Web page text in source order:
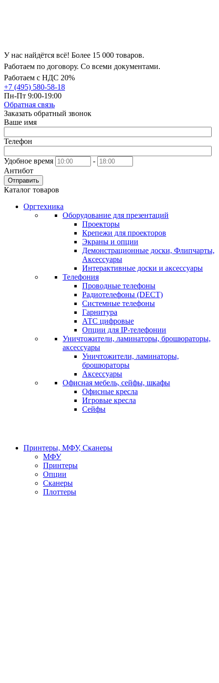
У нас найдётся всё! Более 15 000 товаров.
Работаем по договору. Со всеми документами.
Работаем с НДС 20%
+7 (495) 580-58-18
Пн-Пт 9:00-19:00
Обратная связь
Заказать обратный звонок
Ваше имя
Телефон
Удобное время
-
Антибот
Отправить
Каталог товаров
Оргтехника
Оборудование для презентаций
Проекторы
Крепежи для проекторов
Экраны и опции
Демонстрационные доски, Флипчарты,
Аксессуары
Интерактивные доски и аксессуары
Телефония
Проводные телефоны
Радиотелефоны (DECT)
Системные телефоны
Гарнитура
АТС цифровые
Опции для IP-телефонии
Уничтожители, ламинаторы, брошюраторы,
аксессуары
Уничтожители, ламинаторы,
брошюраторы
Аксессуары
Офисная мебель, сейфы, шкафы
Офисные кресла
Игровые кресла
Сейфы
Принтеры, МФУ, Сканеры
МФУ
Принтеры
Опции
Сканеры
Плоттеры